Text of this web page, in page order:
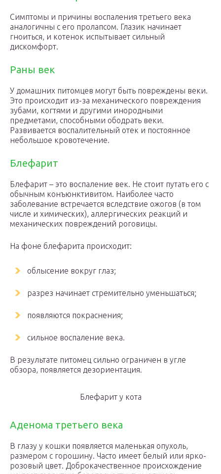
Симптомы и причины воспаления третьего века
аналогичны с его пролапсом. Глазик начинает
гноиться, и котенок испытывает сильный
дискомфорт.
Раны век
У домашних питомцев могут быть повреждены веки.
Это происходит из-за механического повреждения
зубами, когтями и другими инородными
предметами, способными ободрать веки.
Развивается воспалительный отек и постоянное
небольшое кровотечение.
Блефарит
Блефарит – это воспаление век. Не стоит путать его с
обычным конъюнктивитом. Наиболее часто
заболевание встречается вследствие ожогов (в том
числе и химических), аллергических реакций и
механических повреждений роговицы.
На фоне блефарита происходит:
облысение вокруг глаз;
разрез начинает стремительно уменьшаться;
появляются покраснения;
сильное воспаление века.
В результате питомец сильно ограничен в угле
обзора, появляется дезориентация.
Блефарит у кота
Аденома третьего века
В глазу у кошки появляется маленькая опухоль,
размером с горошину. Часто имеет белый или ярко-
розовый цвет. Доброкачественное происхождение